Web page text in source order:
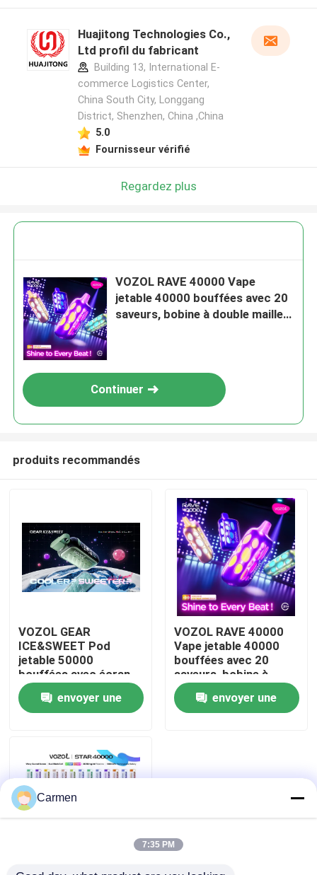
Aperçu
Vidéos
Huajitong Technologies Co.,
Ltd profil du fabricant
Building 13, International E-
commerce Logistics Center,
China South City, Longgang
District, Shenzhen, China ,China
5.0
Fournisseur vérifié
Regardez plus
VOZOL RAVE 40000 Vape
jetable 40000 bouffées avec 20
saveurs, bobine à double maille,
Continuer
produits recommandés
VOZOL GEAR
ICE&SWEET Pod
jetable 50000
bouffées avec écran
incurvé 3D, triple
résistance Mesh,
batterie rechargeable
envoyer une
VOZOL RAVE 40000
Vape jetable 40000
bouffées avec 20
saveurs, bobine à
double maille, batterie
rechargeable de 1000
mAh
envoyer une
Carmen
7:35 PM